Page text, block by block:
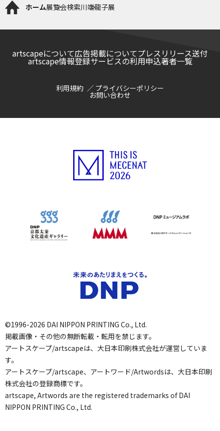
ホーム展覧会検索川端龍子展
artscapeについて広告掲載についてプレスリリース送付
artscape情報登録サービスの利用申込著者一覧
利用規約 プライバシーポリシー
お問い合わせ
©1996-2026 DAI NIPPON PRINTING Co., Ltd.
掲載画像・その他の無断転載・転用を禁じます。
アートスケープ/artscapeは、大日本印刷株式会社が運営していま
す。
アートスケープ/artscape、アートワード/Artwordsは、大日本印刷
株式会社の登録商標です。
artscape, Artwords are the registered trademarks of DAI
NIPPON PRINTING Co., Ltd.